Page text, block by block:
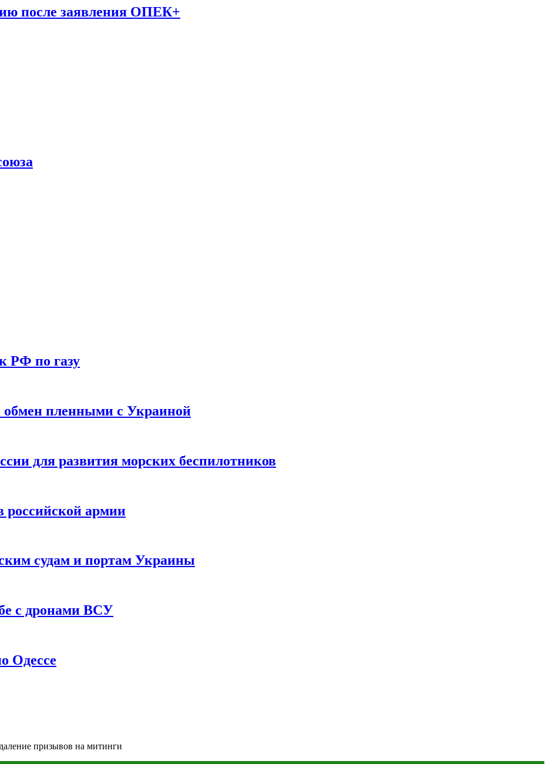
после заявления ОПЕК+
РФ по газу
обмен пленными с Украиной
для развития морских беспилотников
российской армии
судам и портам Украины
с дронами ВСУ
Одессе
призывов на митинги